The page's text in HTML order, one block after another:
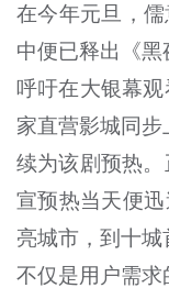
在今年元旦，儒
中便已释出《
呼吁在大银幕
家直营影城同
续为该剧预热
宣预热当天便
亮城市，到十
不仅是用户需